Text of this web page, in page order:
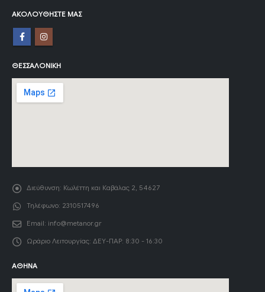
ΑΚΟΛΟΥΘΉΣΤΕ ΜΑΣ
ΘΕΣΣΑΛΟΝΊΚΗ
Διεύθυνση: Κωλέττη και Καβάλας 2, 54627
Τηλέφωνο: 2310517496
Email: info@metanor.gr
Ωράριο Λειτουργίας: ΔΕΥ-ΠΑΡ: 8:30 - 16:30
ΑΘΉΝΑ